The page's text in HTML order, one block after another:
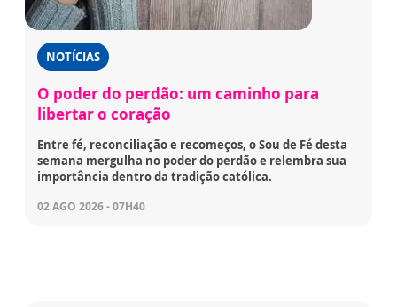
NOTÍCIAS
O poder do perdão: um caminho para
libertar o coração
Entre fé, reconciliação e recomeços, o Sou de Fé desta
semana mergulha no poder do perdão e relembra sua
importância dentro da tradição católica.
02 AGO 2026 - 07H40